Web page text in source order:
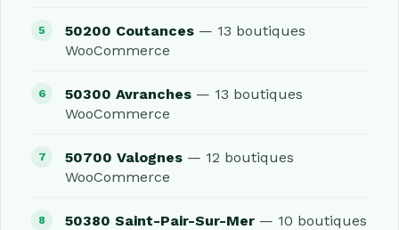
50200 Coutances — 13 boutiques
WooCommerce
50300 Avranches — 13 boutiques
WooCommerce
50700 Valognes — 12 boutiques
WooCommerce
50380 Saint-Pair-Sur-Mer — 10 boutiques